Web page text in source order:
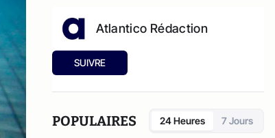
Atlantico Rédaction
SUIVRE
POPULAIRES 24 Heures 7 Jours